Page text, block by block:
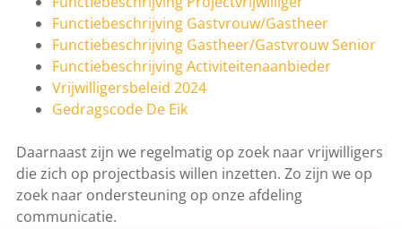
Functiebeschrijving Gastvrouw/Gastheer
Functiebeschrijving Gastheer/Gastvrouw Senior
Functiebeschrijving Activiteitenaanbieder
Vrijwilligersbeleid 2024
Gedragscode De Eik
Daarnaast zijn we regelmatig op zoek naar vrijwilligers
die zich op projectbasis willen inzetten. Zo zijn we op
zoek naar ondersteuning op onze afdeling
communicatie.